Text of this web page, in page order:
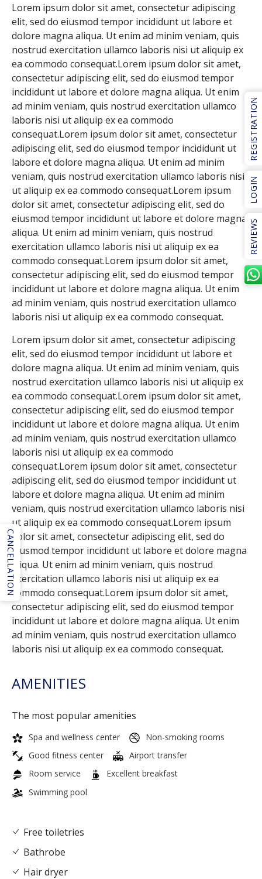
Lorem ipsum dolor sit amet, consectetur adipiscing
elit, sed do eiusmod tempor incididunt ut labore et
dolore magna aliqua. Ut enim ad minim veniam, quis
nostrud exercitation ullamco laboris nisi ut aliquip ex
ea commodo consequat.Lorem ipsum dolor sit amet,
consectetur adipiscing elit, sed do eiusmod tempor
incididunt ut labore et dolore magna aliqua. Ut enim
ad minim veniam, quis nostrud exercitation ullamco
laboris nisi ut aliquip ex ea commodo
consequat.Lorem ipsum dolor sit amet, consectetur
adipiscing elit, sed do eiusmod tempor incididunt ut
labore et dolore magna aliqua. Ut enim ad minim
veniam, quis nostrud exercitation ullamco laboris nisi
ut aliquip ex ea commodo consequat.Lorem ipsum
dolor sit amet, consectetur adipiscing elit, sed do
eiusmod tempor incididunt ut labore et dolore magna
aliqua. Ut enim ad minim veniam, quis nostrud
exercitation ullamco laboris nisi ut aliquip ex ea
commodo consequat.Lorem ipsum dolor sit amet,
consectetur adipiscing elit, sed do eiusmod tempor
incididunt ut labore et dolore magna aliqua. Ut enim
ad minim veniam, quis nostrud exercitation ullamco
laboris nisi ut aliquip ex ea commodo consequat.
Lorem ipsum dolor sit amet, consectetur adipiscing
elit, sed do eiusmod tempor incididunt ut labore et
dolore magna aliqua. Ut enim ad minim veniam, quis
nostrud exercitation ullamco laboris nisi ut aliquip ex
ea commodo consequat.Lorem ipsum dolor sit amet,
consectetur adipiscing elit, sed do eiusmod tempor
incididunt ut labore et dolore magna aliqua. Ut enim
ad minim veniam, quis nostrud exercitation ullamco
laboris nisi ut aliquip ex ea commodo
consequat.Lorem ipsum dolor sit amet, consectetur
adipiscing elit, sed do eiusmod tempor incididunt ut
labore et dolore magna aliqua. Ut enim ad minim
veniam, quis nostrud exercitation ullamco laboris nisi
ut aliquip ex ea commodo consequat.Lorem ipsum
dolor sit amet, consectetur adipiscing elit, sed do
eiusmod tempor incididunt ut labore et dolore magna
aliqua. Ut enim ad minim veniam, quis nostrud
exercitation ullamco laboris nisi ut aliquip ex ea
commodo consequat.Lorem ipsum dolor sit amet,
consectetur adipiscing elit, sed do eiusmod tempor
incididunt ut labore et dolore magna aliqua. Ut enim
ad minim veniam, quis nostrud exercitation ullamco
laboris nisi ut aliquip ex ea commodo consequat.
AMENITIES
The most popular amenities
Spa and wellness center
Non-smoking rooms
Good fitness center
Airport transfer
Room service
Excellent breakfast
Swimming pool
Free toiletries
Bathrobe
Hair dryer
REGISTRATION
LOGIN
REVIEWS
CANCELLATION